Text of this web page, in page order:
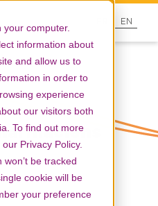
computer.
information about
and allow us to
in order to
experience
our visitors both
To find out more
Privacy Policy.
be tracked
cookie will be
your preference
EN